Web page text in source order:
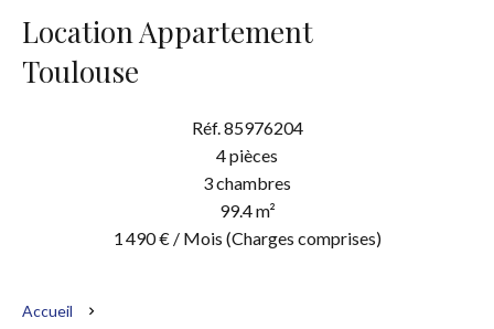
Location Appartement
Toulouse
Réf. 85976204
4 pièces
3 chambres
99.4 m²
1 490 € / Mois (Charges comprises)
Accueil